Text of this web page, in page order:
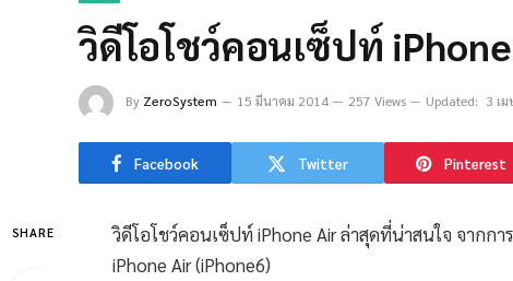
วิดีโอโชว์คอนเซ็ปท์
By ZeroSystem 15 มีนาคม 2014 257 Views Updated: 3 เ
Facebook Twitter Pinterest
SHARE
วิดีโอโชว์คอนเซ็ปท์ iPhone Air ล่าสุดที่น่าสนใจ จากก
iPhone Air (iPhone6)